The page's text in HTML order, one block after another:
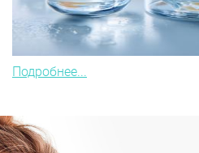
Подробнее...